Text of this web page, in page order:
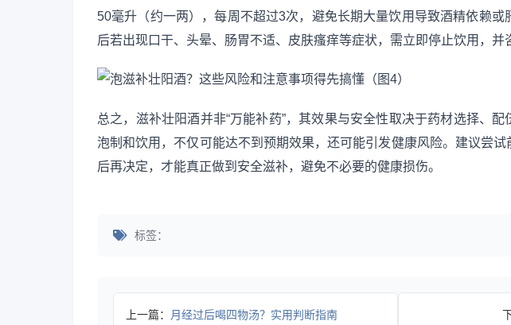
50毫升（约一两），每周不超过3次，避免长期大量饮用导致酒精依赖或
后若出现口干、头晕、肠胃不适、皮肤瘙痒等症状，需立即停止饮用，并
总之，滋补壮阳酒并非“万能补药”，其效果与安全性取决于药材选择、
泡制和饮用，不仅可能达不到预期效果，还可能引发健康风险。建议尝
后再决定，才能真正做到安全滋补，避免不必要的健康损伤。
标签：
上一篇： 月经过后喝四物汤？实用判断指南